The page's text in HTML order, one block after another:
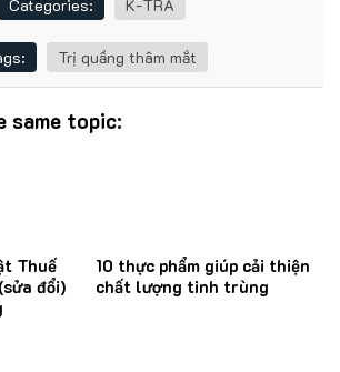
Categories: K-TRA
Trị quầng thâm mắt
topic:
Thuế
đổi)
10 thực phẩm giúp cải thiện
chất lượng tinh trùng